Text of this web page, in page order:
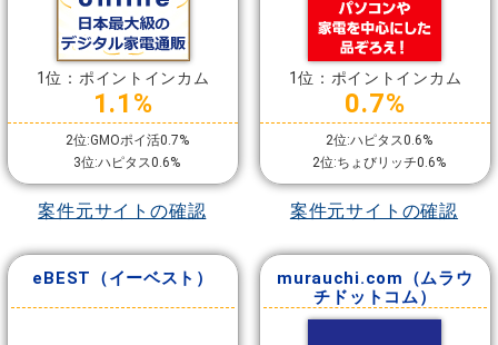
1位：ポイントインカム
1.1%
2位:GMOポイ活0.7%
3位:ハピタス0.6%
案件元サイトの確認
1位：ポイントインカム
0.7%
2位:ハピタス0.6%
2位:ちょびリッチ0.6%
案件元サイトの確認
eBEST（イーベスト）
murauchi.com（ムラウ
チドットコム）